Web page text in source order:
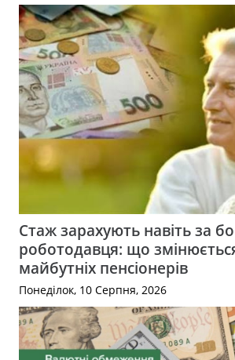
Стаж зарахують навіть за
роботодавця: що
майбутніх пенсіонерів
Понеділок, 10 Серпня, 2026